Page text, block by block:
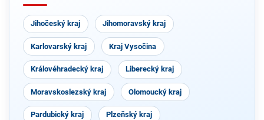
Jihočeský kraj Jihomoravský kraj
Karlovarský kraj Kraj Vysočina
Královéhradecký kraj Liberecký kraj
Moravskoslezský kraj Olomoucký kraj
Pardubický kraj Plzeňský kraj